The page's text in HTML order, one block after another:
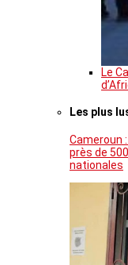
Le
Les plus
Cameroun
près de
nationales